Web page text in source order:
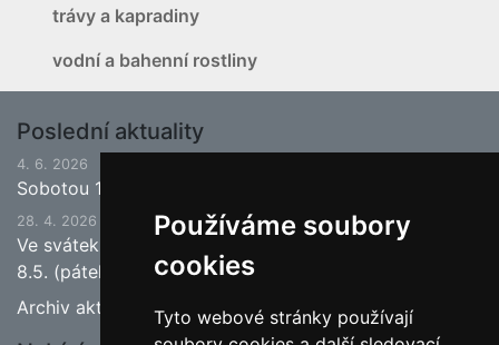
Používáme soubory
cookies
Tyto webové stránky používají
trávy a kapradiny
vodní a bahenní rostliny
Poslední aktuality
4. 6. 2026
Sobotou 13.6.2026 bude ukončena jarní sezona.
28. 4. 2026
Ve svátek 1.5. (pátek) bude naše prodejna zavřena a
8.5. (pátek) bude otevřeno.
Archiv aktualit